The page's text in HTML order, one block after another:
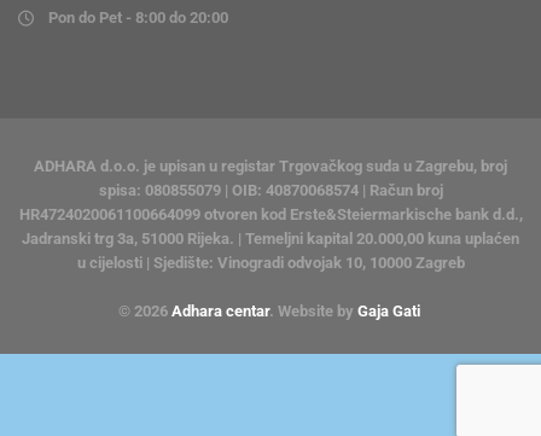
Pon do Pet - 8:00 do 20:00
ADHARA d.o.o. je upisan u registar Trgovačkog suda u Zagrebu, broj
spisa: 080855079 | OIB: 40870068574 | Račun broj
HR4724020061100664099 otvoren kod Erste&Steiermarkische bank d.d.,
Jadranski trg 3a, 51000 Rijeka. | Temeljni kapital 20.000,00 kuna uplaćen
u cijelosti | Sjedište: Vinogradi odvojak 10, 10000 Zagreb
© 2026 Adhara centar. Website by Gaja Gati